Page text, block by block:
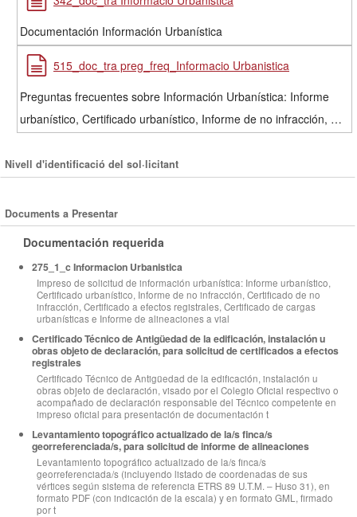
Documentación Información Urbanística
515_doc_tra preg_freq_Informacio Urbanistica
Preguntas frecuentes sobre Información Urbanística: Informe
urbanístico, Certificado urbanístico, Informe de no infracción, …
Nivell d'identificació del sol·licitant
Documents a Presentar
Documentación requerida
275_1_c Informacion Urbanistica
Impreso de solicitud de información urbanística: Informe urbanístico,
Certificado urbanístico, Informe de no infracción, Certificado de no
infracción, Certificado a efectos registrales, Certificado de cargas
urbanísticas e Informe de alineaciones a vial
Certificado Técnico de Antigüedad de la edificación, instalación u
obras objeto de declaración, para solicitud de certificados a efectos
registrales
Certificado Técnico de Antigüedad de la edificación, instalación u
obras objeto de declaración, visado por el Colegio Oficial respectivo o
acompañado de declaración responsable del Técnico competente en
impreso oficial para presentación de documentación t
Levantamiento topográfico actualizado de la/s finca/s
georreferenciada/s, para solicitud de informe de alineaciones
Levantamiento topográfico actualizado de la/s finca/s
georreferenciada/s (incluyendo listado de coordenadas de sus
vértices según sistema de referencia ETRS 89 U.T.M. – Huso 31), en
formato PDF (con indicación de la escala) y en formato GML, firmado
por t